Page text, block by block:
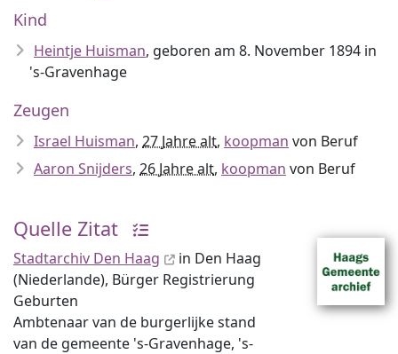
Kind
Heintje Huisman, geboren am 8. November 1894 in
's-Gravenhage
Zeugen
Israel Huisman, 27 Jahre alt, koopman von Beruf
Aaron Snijders, 26 Jahre alt, koopman von Beruf
Quelle Zitat
Stadtarchiv Den Haag
in Den Haag
(Niederlande), Bürger Registrierung
Geburten
Ambtenaar van de burgerlijke stand
van de gemeente 's-Gravenhage, 's-